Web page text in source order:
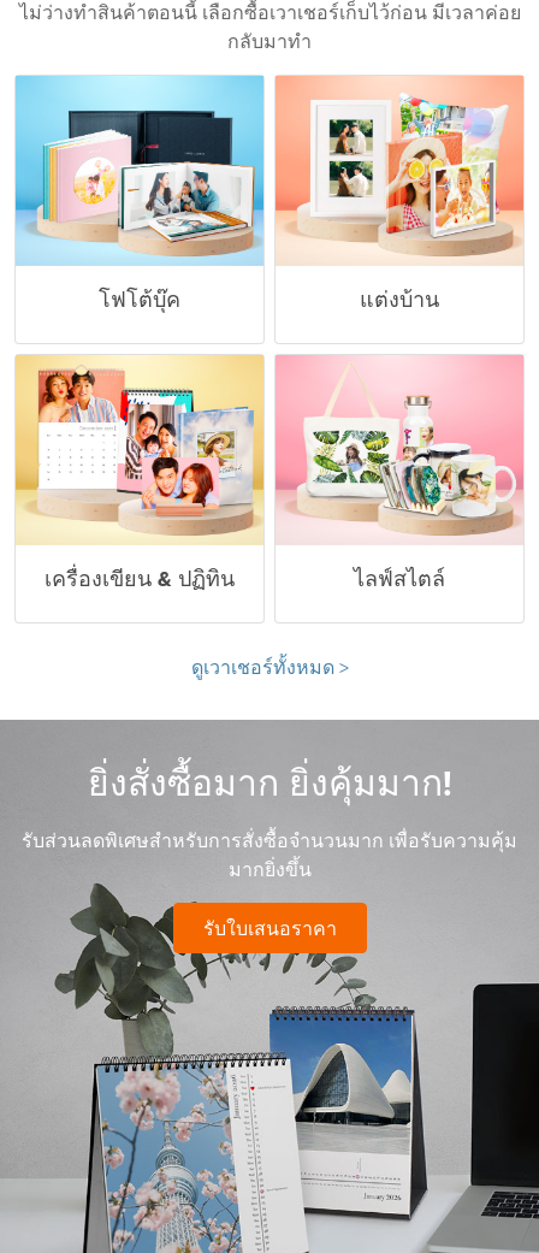
ไม่ว่างทำสินค้าตอนนี้ เลือกซื้อเวาเชอร์เก็บไว้ก่อน มีเวลาค่อย
กลับมาทำ
โฟโต้บุ๊ค แต่งบ้าน
เครื่องเขียน & ปฏิทิน ไลฟ์สไตล์
ดูเวาเชอร์ทั้งหมด >
ยิ่งสั่งซื้อมาก ยิ่งคุ้มมาก!
รับส่วนลดพิเศษสำหรับการสั่งซื้อจำนวนมาก เพื่อรับความคุ้ม
มากยิ่งขึ้น
รับใบเสนอราคา